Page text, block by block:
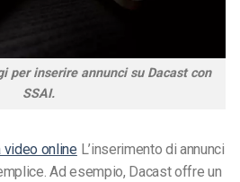
per inserire annunci su Dacast con
SSAI.
online L’inserimento di annunci
Ad esempio, Dacast offre un